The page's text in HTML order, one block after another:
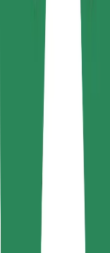
Cits
Piegādātāji
Drošība